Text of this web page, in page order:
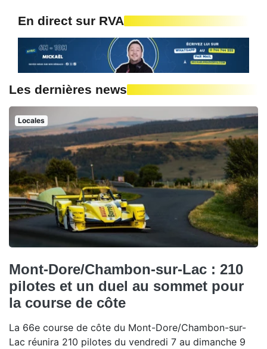
En direct sur RVA
Les dernières news
Locales
Mont-Dore/Chambon-sur-Lac : 210
pilotes et un duel au sommet pour
la course de côte
La 66e course de côte du Mont-Dore/Chambon-sur-
Lac réunira 210 pilotes du vendredi 7 au dimanche 9